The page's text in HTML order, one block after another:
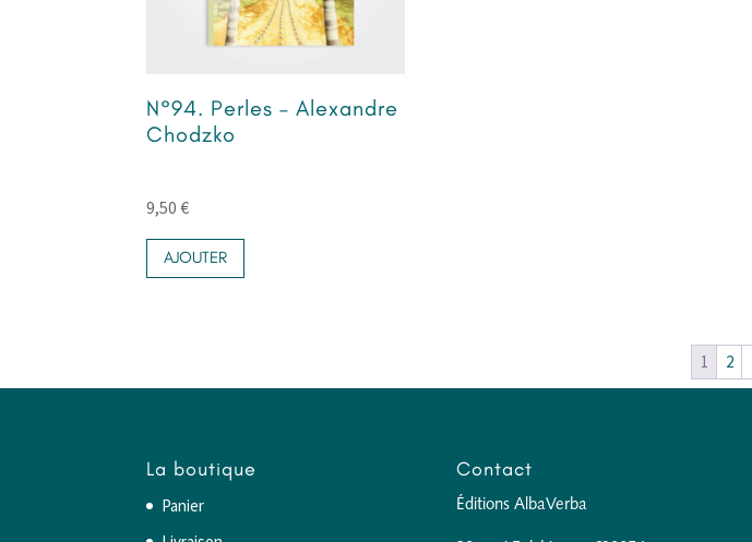
N°94. Perles – Alexandre
Chodzko
9,50€
AJOUTER
1 2
La boutique
Panier
Contact
Éditions AlbaVerba